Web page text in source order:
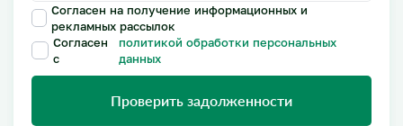
Согласен на получение информационных и
рекламных рассылок
Согласен
с
политикой обработки персональных
данных
Проверить задолженности